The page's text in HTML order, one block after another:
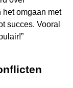
omgaan met
succes. Vooral